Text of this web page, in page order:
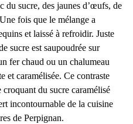
du sucre, des jaunes d’œufs, de
fois que le mélange a
et laissé à refroidir. Juste
sucre est saupoudrée sur
fer chaud ou un chalumeau
et caramélisée. Ce contraste
du sucre caramélisé
incontournable de la cuisine
de Perpignan.